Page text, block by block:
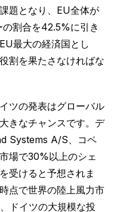
題となり、EU全体が
割合を42.5%に引き
最大の経済国とし
割を果たさなければな
ツの発表はグローバル
きなチャンスです。デ
Systems A/S、コペ
場で30%以上のシェ
受けると予想されま
点で世界の陸上風力市
ドイツの大規模な投